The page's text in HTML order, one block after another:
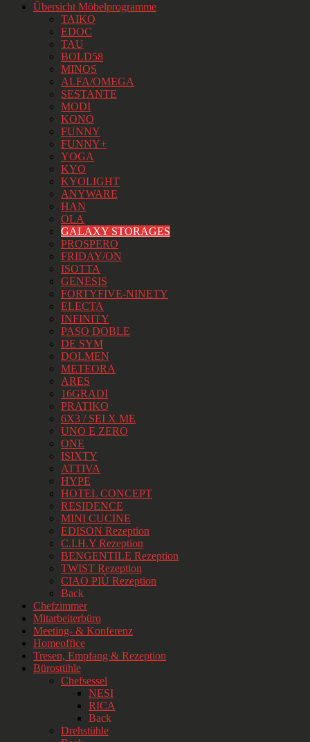
Übersicht Möbelprogramme
TAIKO
EDOC
TAU
BOLD58
MINOS
ALFA/OMEGA
SESTANTE
MODI
KONO
FUNNY
FUNNY+
YOGA
KYO
KYOLIGHT
ANYWARE
HAN
OLA
GALAXY STORAGES
PROSPERO
FRIDAY/ON
ISOTTA
GENESIS
FORTYFIVE-NINETY
ELECTA
INFINITY
PASO DOBLE
DE SYM
DOLMEN
METEORA
ARES
16GRADI
PRATIKO
6X3 / SEI X ME
UNO E ZERO
ONE
ISIXTY
ATTIVA
HYPE
HOTEL CONCEPT
RESIDENCE
MINI CUCINE
EDISON Rezeption
C.I.H.Y Rezeption
BENGENTILE Rezeption
TWIST Rezeption
CIAO PIÙ Rezeption
Back
Chefzimmer
Mitarbeiterbüro
Meeting- & Konferenz
Homeoffice
Tresen, Empfang & Rezeption
Bürostühle
Chefsessel
NESI
RICA
Back
Drehstühle